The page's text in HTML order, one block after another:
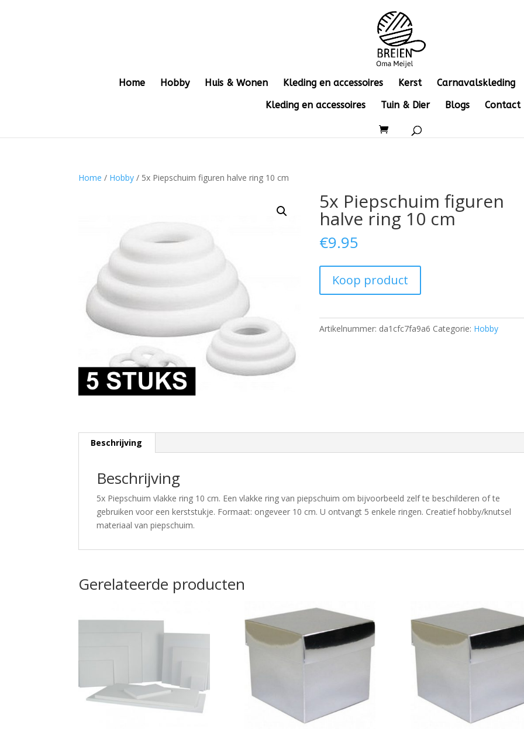
Home Hobby Huis & Wonen Kleding en accessoires Kerst
Carnavalskleding
Kleding en accessoires
Tuin & Dier Blogs Contact
Home / Hobby / 5x Piepschuim figuren halve ring 10 cm
5x Piepschuim figuren
halve ring 10 cm
€9.95
Koop product
Artikelnummer: da1cfc7fa9a6 Categorie: Hobby
Beschrijving
Beschrijving
5x Piepschuim vlakke ring 10 cm. Een vlakke ring van piepschuim om bijvoorbeeld zelf te beschilderen of te
gebruiken voor een kerststukje. Formaat: ongeveer 10 cm. U ontvangt 5 enkele ringen. Creatief hobby/knutsel
materiaal van piepschuim.
Gerelateerde producten